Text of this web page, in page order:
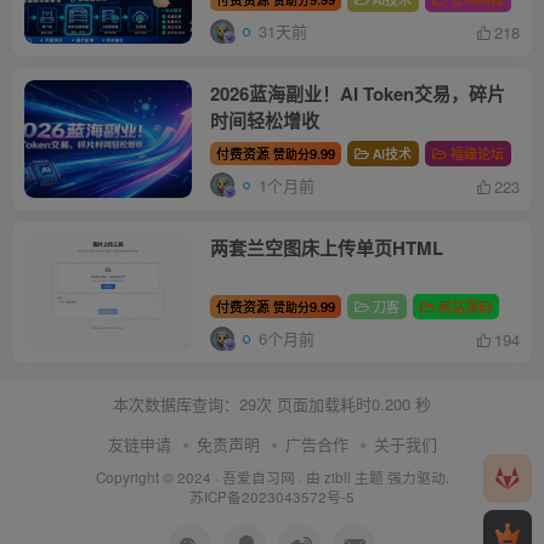
31天前 218
2026蓝海副业！AI Token交易，碎片
时间轻松增收
付费资源 赞助分9.99 AI技术 福缘论坛
1个月前 223
两套兰空图床上传单页HTML
付费资源 赞助分9.99 刀客 网站源码
6个月前 194
本次数据库查询：29次 页面加载耗时0.200 秒
友链申请
免责声明 广告合作 关于我们
Copyright © 2024 · 吾爱自习网 · 由 zibll 主题 强力驱动.
苏ICP备2023043572号-5